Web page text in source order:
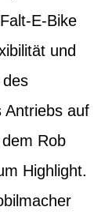
E-Bike
und
Antriebs auf
Rob
Highlight.